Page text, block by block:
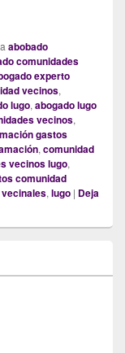
abobado
comunidades
experto
vecinos,
lugo, abogado lugo
vecinos,
gastos
, comunidad
vecinos lugo,
comunidad
, lugo | Deja